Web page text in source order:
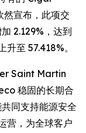
宣布，此项交
2.129%，达到
至 57.418%。
Saint Martin
稳固的长期合
同支持能源安全
营，为全球客户